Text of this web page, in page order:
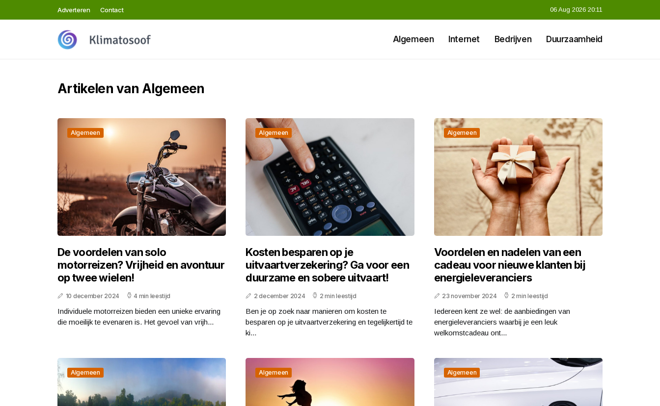
Adverteren Contact 06 Aug 2026 20:11
Algemeen Internet Bedrijven Duurzaamheid
Artikelen van Algemeen
Algemeen
De voordelen van solo
motorreizen? Vrijheid en avontuur
op twee wielen!
10 december 2024 4 min leestijd
Individuele motorreizen bieden een unieke ervaring
die moeilijk te evenaren is. Het gevoel van vrijh...
Algemeen
Kosten besparen op je
uitvaartverzekering? Ga voor een
duurzame en sobere uitvaart!
2 december 2024 2 min leestijd
Ben je op zoek naar manieren om kosten te
besparen op je uitvaartverzekering en tegelijkertijd te
ki...
Algemeen
Voordelen en nadelen van een
cadeau voor nieuwe klanten bij
energieleveranciers
23 november 2024 2 min leestijd
Iedereen kent ze wel: de aanbiedingen van
energieleveranciers waarbij je een leuk
welkomstcadeau ont...
Algemeen Algemeen Algemeen